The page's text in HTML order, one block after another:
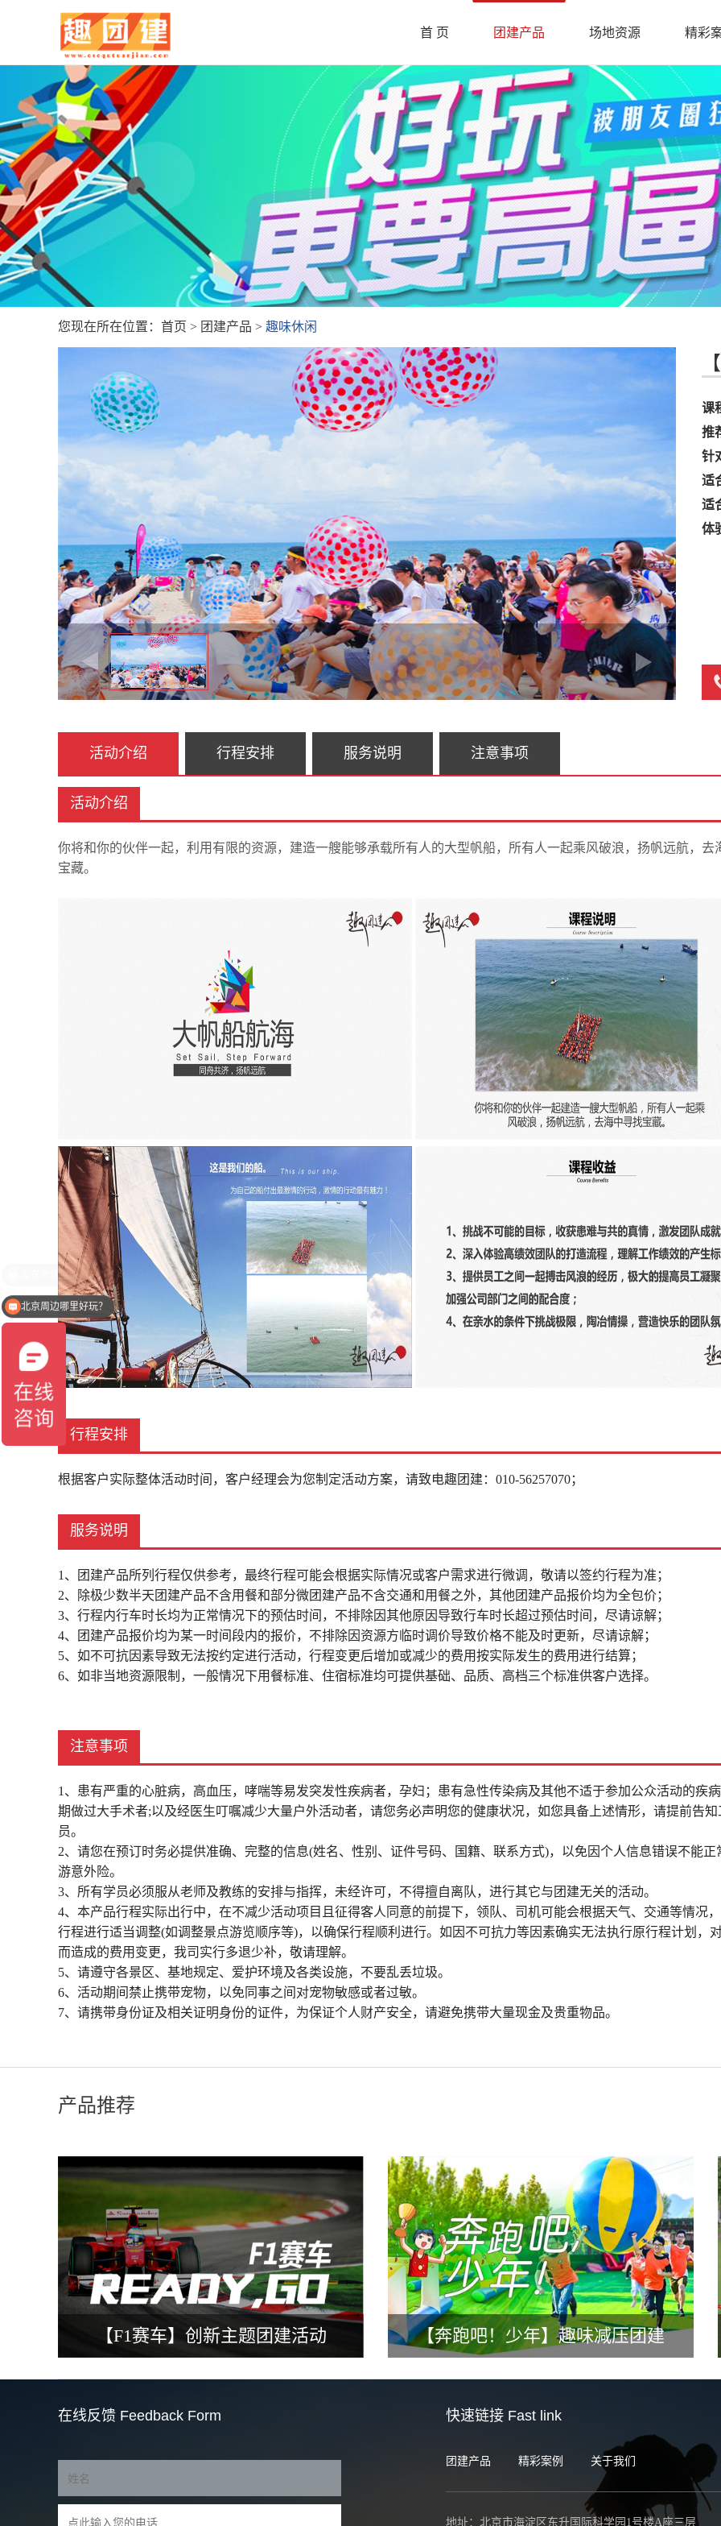
首 页 团建产品 场地资源 精彩
您现在所在位置： 首页 > 团建产品 > 趣味休闲
课
推
针
适
适
体
活动介绍 行程安排 服务说明 注意事项
活动介绍
你将和你的伙伴一起，利用有限的资源，建造一艘能够承载所有人的大型帆船，所有人一起乘风破浪，扬帆远航，去
宝藏。
行程安排
根据客户实际整体活动时间，客户经理会为您制定活动方案，请致电趣团建： 010-56257070；
服务说明
1、团建产品所列行程仅供参考，最终行程可能会根据实际情况或客户需求进行微调，敬请以签约行程为准；
2、除极少数半天团建产品不含用餐和部分微团建产品不含交通和用餐之外，其他团建产品报价均为全包价；
3、行程内行车时长均为正常情况下的预估时间，不排除因其他原因导致行车时长超过预估时间，尽请谅解；
4、团建产品报价均为某一时间段内的报价，不排除因资源方临时调价导致价格不能及时更新，尽请谅解；
5、如不可抗因素导致无法按约定进行活动，行程变更后增加或减少的费用按实际发生的费用进行结算；
6、如非当地资源限制，一般情况下用餐标准、住宿标准均可提供基础、品质、高档三个标准供客户选择。
注意事项
1、患有严重的心脏病，高血压，哮喘等易发突发性疾病者，孕妇；患有急性传染病及其他不适于参加公众活动的疾
期做过大手术者;以及经医生叮嘱减少大量户外活动者，请您务必声明您的健康状况，如您具备上述情形，请提前告知
员。
2、请您在预订时务必提供准确、完整的信息(姓名、性别、证件号码、国籍、联系方式)，以免因个人信息错误不能正
游意外险。
3、所有学员必须服从老师及教练的安排与指挥，未经许可，不得擅自离队，进行其它与团建无关的活动。
4、本产品行程实际出行中，在不减少活动项目且征得客人同意的前提下，领队、司机可能会根据天气、交通等情况
行程进行适当调整(如调整景点游览顺序等)，以确保行程顺利进行。如因不可抗力等因素确实无法执行原行程计划，
而造成的费用变更，我司实行多退少补，敬请理解。
5、请遵守各景区、基地规定、爱护环境及各类设施，不要乱丢垃圾。
6、活动期间禁止携带宠物，以免同事之间对宠物敏感或者过敏。
7、请携带身份证及相关证明身份的证件，为保证个人财产安全，请避免携带大量现金及贵重物品。
产品推荐
【F1赛车】创新主题团建活动 【奔跑吧！少年】趣味减压团建
在线反馈 Feedback Form 快速链接 Fast link
团建产品 精彩案例 关于我们
地址：北京市海淀区东升国际科学园1号楼A座三层
北京周边哪里好玩？